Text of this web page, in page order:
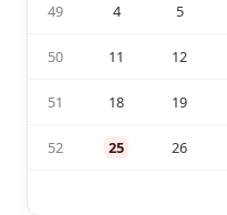
49 4 5
50 11 12
51 18 19
52 25 26